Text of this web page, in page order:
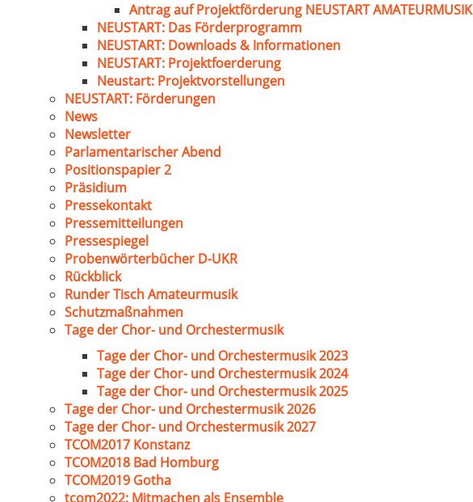
Antrag auf Projektförderung NEUSTART AMATEURMUSIK
NEUSTART: Das Förderprogramm
NEUSTART: Downloads & Informationen
NEUSTART: Projektfoerderung
Neustart: Projektvorstellungen
NEUSTART: Förderungen
News
Newsletter
Parlamentarischer Abend
Positionspapier 2
Präsidium
Pressekontakt
Pressemitteilungen
Pressespiegel
Probenwörterbücher D-UKR
Rückblick
Runder Tisch Amateurmusik
Schutzmaßnahmen
Tage der Chor- und Orchestermusik
Tage der Chor- und Orchestermusik 2023
Tage der Chor- und Orchestermusik 2024
Tage der Chor- und Orchestermusik 2025
Tage der Chor- und Orchestermusik 2026
Tage der Chor- und Orchestermusik 2027
TCOM2017 Konstanz
TCOM2018 Bad Homburg
TCOM2019 Gotha
tcom2022: Mitmachen als Ensemble